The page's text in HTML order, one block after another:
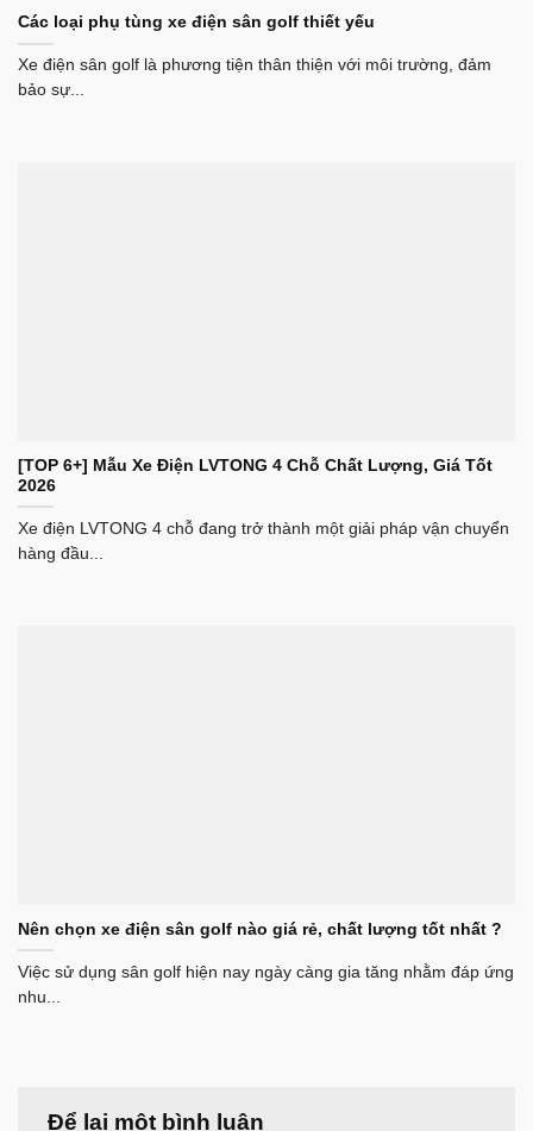
Các loại phụ tùng xe điện sân golf thiết yếu
Xe điện sân golf là phương tiện thân thiện với môi trường, đảm
bảo sự...
[TOP 6+] Mẫu Xe Điện LVTONG 4 Chỗ Chất Lượng, Giá Tốt
2026
Xe điện LVTONG 4 chỗ đang trở thành một giải pháp vận chuyển
hàng đầu...
Nên chọn xe điện sân golf nào giá rẻ, chất lượng tốt nhất ?
Việc sử dụng sân golf hiện nay ngày càng gia tăng nhằm đáp ứng
nhu...
Để lại một bình luận